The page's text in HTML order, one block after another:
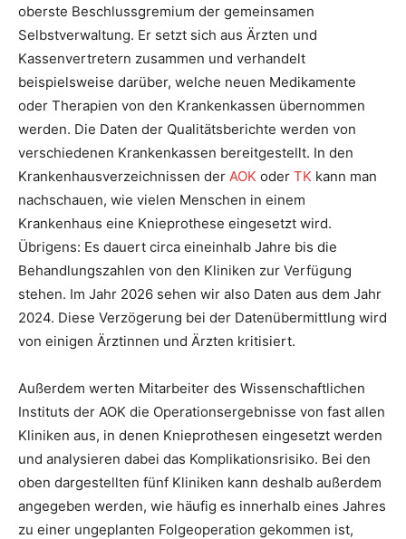
oberste Beschlussgremium der gemeinsamen
Selbstverwaltung. Er setzt sich aus Ärzten und
Kassenvertretern zusammen und verhandelt
beispielsweise darüber, welche neuen Medikamente
oder Therapien von den Krankenkassen übernommen
werden. Die Daten der Qualitätsberichte werden von
verschiedenen Krankenkassen bereitgestellt. In den
Krankenhausverzeichnissen der AOK oder TK kann man
nachschauen, wie vielen Menschen in einem
Krankenhaus eine Knieprothese eingesetzt wird.
Übrigens: Es dauert circa eineinhalb Jahre bis die
Behandlungszahlen von den Kliniken zur Verfügung
stehen. Im Jahr 2026 sehen wir also Daten aus dem Jahr
2024. Diese Verzögerung bei der Datenübermittlung wird
von einigen Ärztinnen und Ärzten kritisiert.
Außerdem werten Mitarbeiter des Wissenschaftlichen
Instituts der AOK die Operationsergebnisse von fast allen
Kliniken aus, in denen Knieprothesen eingesetzt werden
und analysieren dabei das Komplikationsrisiko. Bei den
oben dargestellten fünf Kliniken kann deshalb außerdem
angegeben werden, wie häufig es innerhalb eines Jahres
zu einer ungeplanten Folgeoperation gekommen ist,